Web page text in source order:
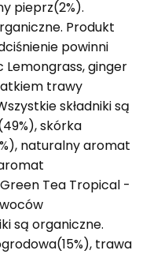
pieprz(2%).
Produkt
powinni
Lemongrass, ginger
trawy
składniki są
skórka
naturalny aromat
Tea Tropical -
są organiczne.
trawa